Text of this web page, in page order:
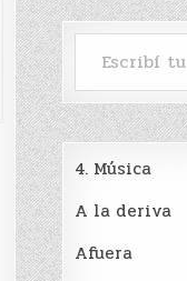
Escribí tu correo electrónico…
4. Música
A la deriva
Afuera